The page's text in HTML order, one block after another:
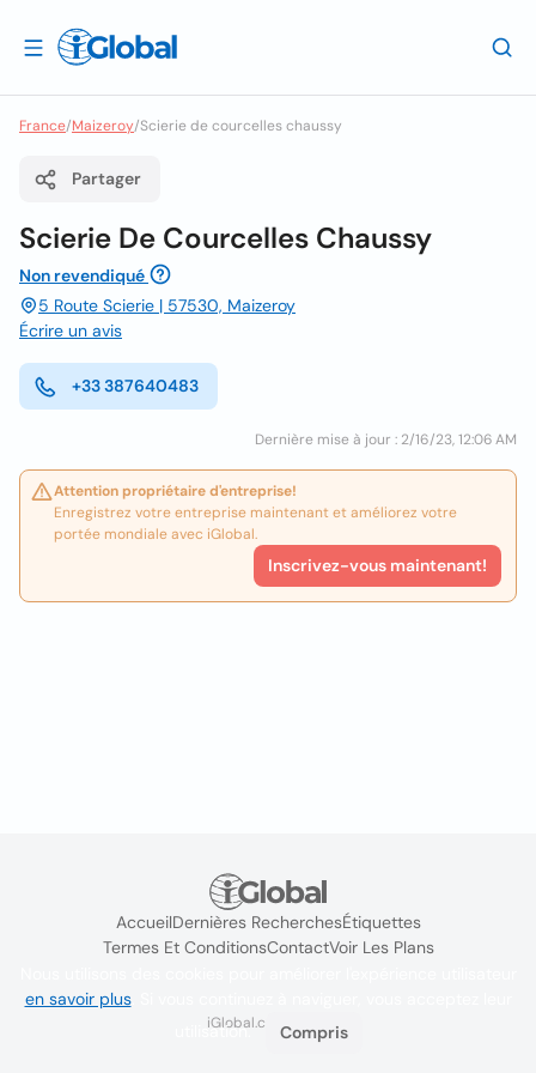
France/Maizeroy/Scierie de courcelles chaussy
Partager
Scierie De Courcelles Chaussy
Non revendiqué
5 Route Scierie | 57530, Maizeroy
Écrire un avis
+33 387640483
Dernière mise à jour : 2/16/23, 12:06 AM
Attention propriétaire d'entreprise!
Enregistrez votre entreprise maintenant et améliorez votre
portée mondiale avec iGlobal.
Inscrivez-vous maintenant!
AccueilDernières RecherchesÉtiquettes
Termes Et ConditionsContactVoir Les Plans
iGlobal.co @ 2024
en savoir plus. Si vous continuez à naviguer, vous acceptez leur
utilisation.
Compris